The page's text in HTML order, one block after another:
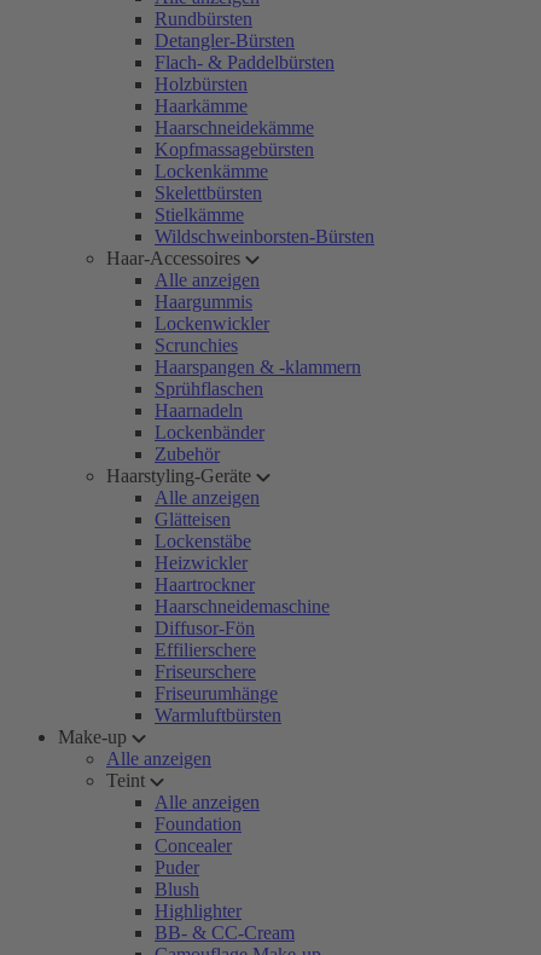
Rundbürsten
Detangler-Bürsten
Flach- & Paddelbürsten
Holzbürsten
Haarkämme
Haarschneidekämme
Kopfmassagebürsten
Lockenkämme
Skelettbürsten
Stielkämme
Wildschweinborsten-Bürsten
Haar-Accessoires
Alle anzeigen
Haargummis
Lockenwickler
Scrunchies
Haarspangen & -klammern
Sprühflaschen
Haarnadeln
Lockenbänder
Zubehör
Haarstyling-Geräte
Alle anzeigen
Glätteisen
Lockenstäbe
Heizwickler
Haartrockner
Haarschneidemaschine
Diffusor-Fön
Effilierschere
Friseurschere
Friseurumhänge
Warmluftbürsten
Make-up
Alle anzeigen
Teint
Alle anzeigen
Foundation
Concealer
Puder
Blush
Highlighter
BB- & CC-Cream